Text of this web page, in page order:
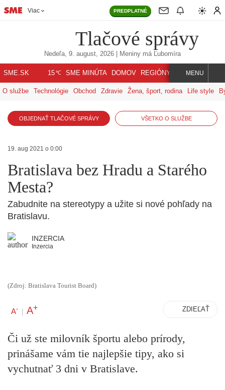
Viac PREDPLATNÉ
Tlačové správy
Nedeľa, 9. august, 2026 | Meniny má Ľubomíra
SME.SK 15℃ SME MINÚTA DOMOV REGIÓNY INDEX SVET
MENU
O službe Technológie Obchod Zdravie Žena, šport, rodina Life style
OBJEDNAŤ TLAČOVÉ SPRÁVY VŠETKO O SLUŽBE
19. aug 2021 o 0:00
Bratislava bez Hradu a Starého
Mesta?
Zabudnite na stereotypy a užite si nové pohľady na
Bratislavu.
INZERCIA
Inzercia
(Zdroj: Bratislava Tourist Board)
A- | A+ ZDIEĽAŤ
Či už ste milovník športu alebo prírody,
prinášame vám tie najlepšie tipy, ako si
vychutnať 3 dni v Bratislave.